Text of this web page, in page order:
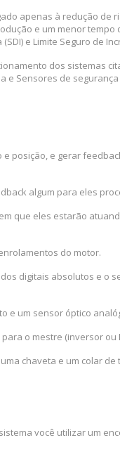
apenas à redução de
e um menor tempo
e Limite Seguro de
dos sistemas
e Sensores de
posição, e gerar
algum para eles
que eles estarão
do motor.
digitais absolutos e o
e um sensor óptico
o mestre (inversor ou
chaveta e um colar de
você utilizar um